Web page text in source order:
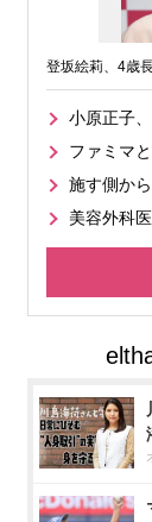
登坂絵莉、4歳
小原正子
ファミマ
施す側か
美容外科